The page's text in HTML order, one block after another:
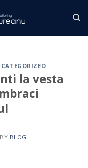
la vesta
BY BLOG